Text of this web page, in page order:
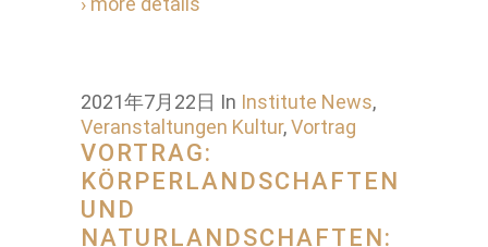
2021年7月22日 In Institute News,
Veranstaltungen Kultur,Vortrag
VORTRAG:
KÖRPERLANDSCHAFTEN
UND
NATURLANDSCHAFTEN: